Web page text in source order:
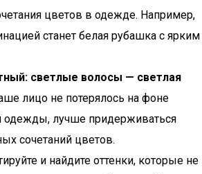
цветов в одежде. Например,
станет белая рубашка с ярким
светлые волосы — светлая
лицо не потерялось на фоне
одежды, лучше придерживаться
сочетаний цветов.
и найдите оттенки, которые не